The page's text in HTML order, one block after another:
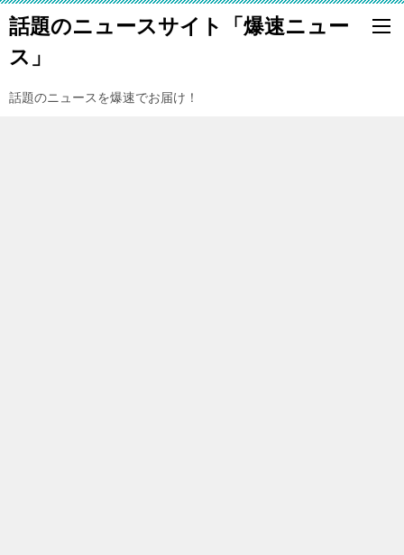
話題のニュースサイト「爆速ニュー
ス」
話題のニュースを爆速でお届け！